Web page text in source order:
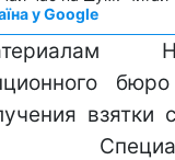
у Google
взятки